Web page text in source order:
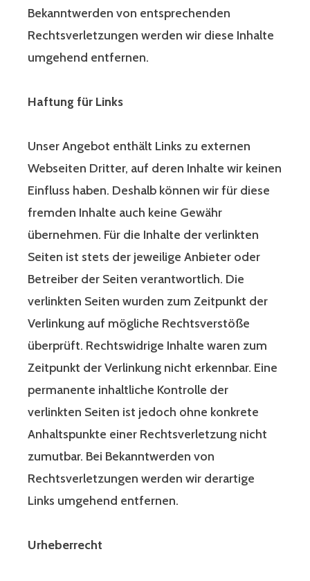
Bekanntwerden von entsprechenden
Rechtsverletzungen werden wir diese Inhalte
umgehend entfernen.
Haftung für Links
Unser Angebot enthält Links zu externen
Webseiten Dritter, auf deren Inhalte wir keinen
Einfluss haben. Deshalb können wir für diese
fremden Inhalte auch keine Gewähr
übernehmen. Für die Inhalte der verlinkten
Seiten ist stets der jeweilige Anbieter oder
Betreiber der Seiten verantwortlich. Die
verlinkten Seiten wurden zum Zeitpunkt der
Verlinkung auf mögliche Rechtsverstöße
überprüft. Rechtswidrige Inhalte waren zum
Zeitpunkt der Verlinkung nicht erkennbar. Eine
permanente inhaltliche Kontrolle der
verlinkten Seiten ist jedoch ohne konkrete
Anhaltspunkte einer Rechtsverletzung nicht
zumutbar. Bei Bekanntwerden von
Rechtsverletzungen werden wir derartige
Links umgehend entfernen.
Urheberrecht